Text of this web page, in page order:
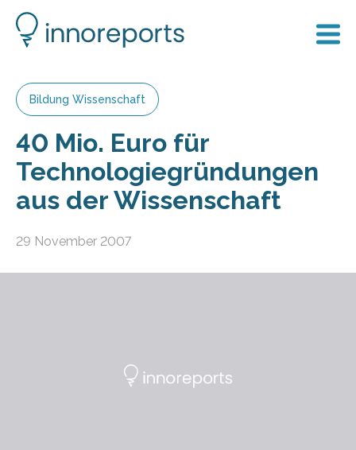
Bildung Wissenschaft
40 Mio. Euro für
Technologiegründungen
aus der Wissenschaft
29 November 2007